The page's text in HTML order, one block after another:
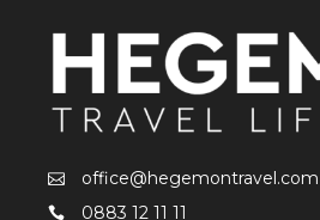
office@hegemontravel.com
0883 12 11 11